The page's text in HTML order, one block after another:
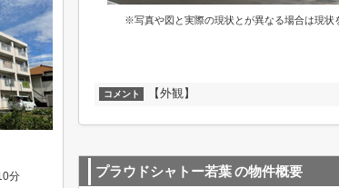
※写真や図と実際の現状とが異なる場合は現状
コメント 【外観】
プラウドシャトー若葉の物件概要
分